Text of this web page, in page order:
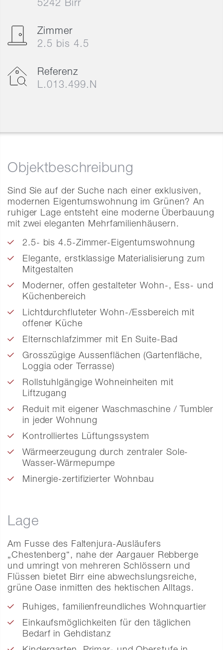
5242 Birr
Zimmer
2.5 bis 4.5
Referenz
L.013.499.N
Objektbeschreibung
Sind Sie auf der Suche nach einer exklusiven,
modernen Eigentumswohnung im Grünen? An
ruhiger Lage entsteht eine moderne Überbauung
mit zwei eleganten Mehrfamilienhäusern.
2.5- bis 4.5-Zimmer-Eigentumswohnung
Elegante, erstklassige Materialisierung zum
Mitgestalten
Moderner, offen gestalteter Wohn-, Ess- und
Küchenbereich
Lichtdurchfluteter Wohn-/Essbereich mit
offener Küche
Elternschlafzimmer mit En Suite-Bad
Grosszügige Aussenflächen (Gartenfläche,
Loggia oder Terrasse)
Rollstuhlgängige Wohneinheiten mit
Liftzugang
Reduit mit eigener Waschmaschine / Tumbler
in jeder Wohnung
Kontrolliertes Lüftungssystem
Wärmeerzeugung durch zentraler Sole-
Wasser-Wärmepumpe
Minergie-zertifizierter Wohnbau
Lage
Am Fusse des Faltenjura-Ausläufers
„Chestenberg“, nahe der Aargauer Rebberge
und umringt von mehreren Schlössern und
Flüssen bietet Birr eine abwechslungsreiche,
grüne Oase inmitten des hektischen Alltags.
Ruhiges, familienfreundliches Wohnquartier
Einkaufsmöglichkeiten für den täglichen
Bedarf in Gehdistanz